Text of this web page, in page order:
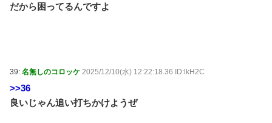
だから困ってるんですよ
39: 名無しのコロッケ 2025/12/10(水) 12:22:18.36 ID:lkH2C
>>36
良いじゃん追い打ちかけようぜ